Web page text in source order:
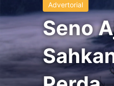
Advertorial
Seno